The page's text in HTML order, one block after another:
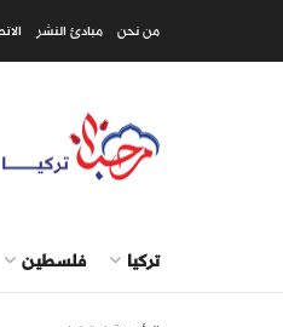
من نحن مبادئ النشر
تركيا فلسطين